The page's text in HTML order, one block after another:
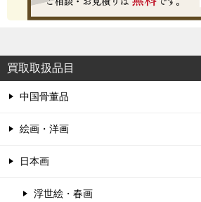
買取取扱品目
中国骨董品
絵画・洋画
日本画
浮世絵・春画